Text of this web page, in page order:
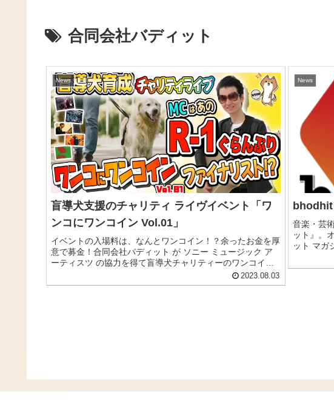
合同会社バディット
News
盲導犬支援のチャリティ ライヴイベント「ワ
ンコにワンコイン Vol.01」
イベントの入場料は、なんとワンコイン！？余ったお金を厚
意で募金！合同会社バディット が ソニー ミュージック ア
ーティスツ の協力を得て盲導犬チャリティーのワンコイン
音楽ライヴイベントを開催！ゲスト＆MCはR-1ぐらんぷり
のファイナリスト、芸人のSAKURAIが！
2023.08.03
News
bhodhit
音楽・芸
ット』。
ット マガ